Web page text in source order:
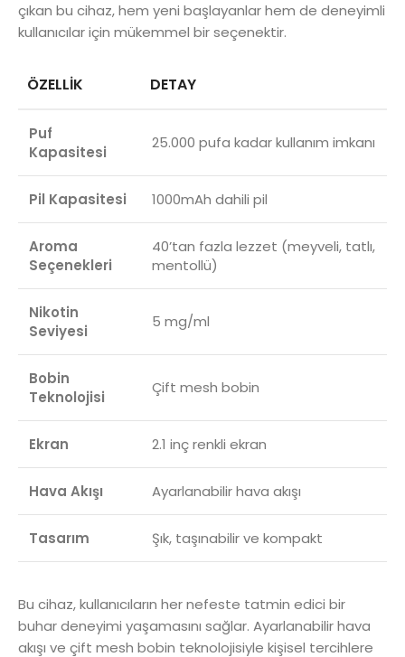
çıkan bu cihaz, hem yeni başlayanlar hem de deneyimli
kullanıcılar için mükemmel bir seçenektir.
ÖZELLIK DETAY
Puf
Kapasitesi
25.000 pufa kadar kullanım imkanı
Pil Kapasitesi 1000mAh dahili pil
Aroma
Seçenekleri
40’tan fazla lezzet (meyveli, tatlı,
mentollü)
Nikotin
Seviyesi
5 mg/ml
Bobin
Teknolojisi
Çift mesh bobin
Ekran 2.1 inç renkli ekran
Hava Akışı Ayarlanabilir hava akışı
Tasarım Şık, taşınabilir ve kompakt
Bu cihaz, kullanıcıların her nefeste tatmin edici bir
buhar deneyimi yaşamasını sağlar. Ayarlanabilir hava
akışı ve çift mesh bobin teknolojisiyle kişisel tercihlere